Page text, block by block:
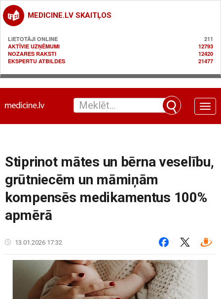
MEDICINE.LV SKAITĻOS
LIETOTĀJI ONLINE
211
AKTĪVIE UZŅĒMUMI
12793
NOZARES RAKSTI
12420
EKSPERTU ATBILDES
21477
Toggle
Stiprinot mātes un bērna veselību,
grūtniecēm un māmiņām
kompensēs medikamentus 100%
apmērā
13.01.2026 17:32